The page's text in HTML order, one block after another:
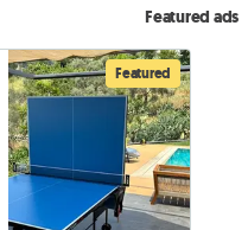
Featured ads
Featured